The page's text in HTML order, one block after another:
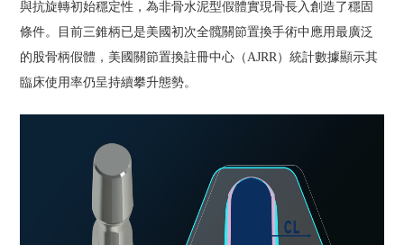
與抗旋轉初始穩定性，為非骨水泥型假體實現骨長入創造了穩固
條件。目前三錐柄已是美國初次全髖關節置換手術中應用最廣泛
的股骨柄假體，美國關節置換註冊中心（AJRR）統計數據顯示其
臨床使用率仍呈持續攀升態勢。